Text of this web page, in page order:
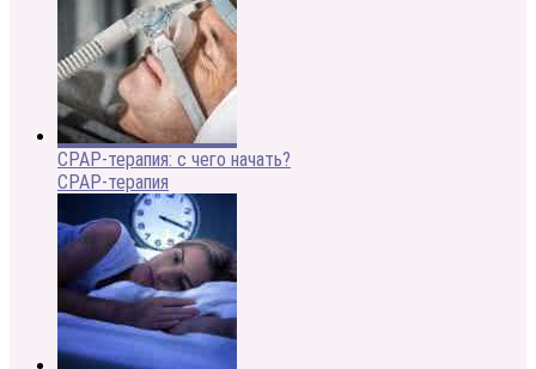
CPAP-терапия: с чего начать?
CPAP-терапия